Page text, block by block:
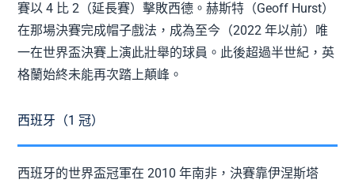
賽以 4 比 2（延長賽）擊敗西德。赫斯特（Geoff Hurst）
在那場決賽完成帽子戲法，成為至今（2022 年以前）唯
一在世界盃決賽上演此壯舉的球員。此後超過半世紀，英
格蘭始終未能再次踏上顛峰。
西班牙（1 冠）
西班牙的世界盃冠軍在 2010 年南非，決賽靠伊涅斯塔